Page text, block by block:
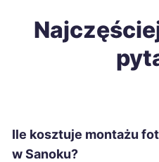
Zawiercie
Kutno
Ile kosztuje montażu
w Sanoku?